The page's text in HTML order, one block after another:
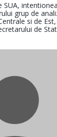
grup de
si de
de